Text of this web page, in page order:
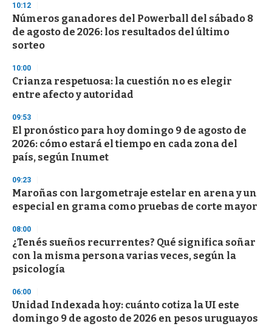
d
s
o
f
3
s
e
c
o
d
s
10:12
Números ganadores del Powerball del sábado 8
de agosto de 2026: los resultados del último
sorteo
10:00
Crianza respetuosa: la cuestión no es elegir
entre afecto y autoridad
09:53
El pronóstico para hoy domingo 9 de agosto de
2026: cómo estará el tiempo en cada zona del
país, según Inumet
09:23
Maroñas con largometraje estelar en arena y un
especial en grama como pruebas de corte mayor
08:00
¿Tenés sueños recurrentes? Qué significa soñar
con la misma persona varias veces, según la
psicología
06:00
Unidad Indexada hoy: cuánto cotiza la UI este
domingo 9 de agosto de 2026 en pesos uruguayos